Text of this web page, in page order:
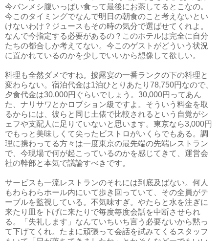
今バンメシ腹いっぱい食って最後にお茶してるとこなの。
今このタイミングでなんで明日の朝食のこと考えないとい
けないわけ？ジュースもその時の気分で選ばせてくれよ。
なんで今指定する必要があるの？このホテルは完全に自分
たちの都合しか考えてない。今このゲストがどういう状況
に置かれているのかを少しでいいから想像して欲しい。
料理も全然ダメですね。披露宴の一番ランクの下の料理と
変わらない。宿泊代金は1泊ひとりあたり78,750円なので、
夕食代金は30,000円ぐらいでしょう。30,000円ってあん
た、ナリサワとかロブション級ですよ。そういう料金を取
るからには、彼らと同じ土俵で比較されるという自覚がシ
ェフや支配人に足りていないと思います。東京なら3,000円
でもっと美味しくて尖ったビストロがいくらでもある。調
理に携わってる方々は一度東京の最先端の先端レストラン
で、今現場で何が起こっているのかを感じてきて、運営会
社の幹部と本気で議論すべきです。
サービスも一流レストランのそれには到底及ばない。何人
もわらわらホール内にいて歩き回っていて、その全員がテ
ーブルを監視している。不気味すぎ。やたらと水を注ぎに
来たり皿を下げに来たりで毎度毎度会話を中断させられ
る。「失礼します」なんていちいち言う必要ないから黙っ
て下げてくれ。たまに頑張って会話を試みてくるスタッフ